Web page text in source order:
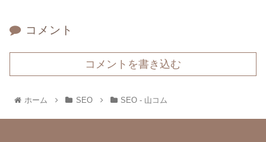
コメント
コメントを書き込む
ホーム SEO SEO - 山コム